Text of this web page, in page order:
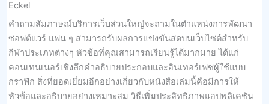
Eckel
คำถามสัมภาษณ์บริการเว็บส่วนใหญ่จะถามในตำแหน่งการพัฒนา
ซอฟต์แวร์ แฟน ๆ สามารถรับผลการแข่งขันสดบนเว็บไซต์สำหรับ
กีฬาประเภทต่างๆ หัวข้อที่คุณสามารถเรียนรู้ได้มากมาย ได้แก่
คอนเทนเนอร์เชิงลึกคำอธิบายประกอบและอินเทอร์เฟซผู้ใช้แบบ
กราฟิก สิ่งที่ยอดเยี่ยมอีกอย่างเกี่ยวกับหนังสือเล่มนี้คือมีการให้
หัวข้อและอธิบายอย่างเหมาะสม วิธีเพิ่มประสิทธิภาพแอปพลิเคชัน